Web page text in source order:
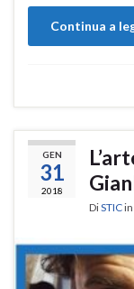
Continua a
GEN
31
2018
DiSTICin